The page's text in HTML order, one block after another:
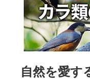
自然を愛す